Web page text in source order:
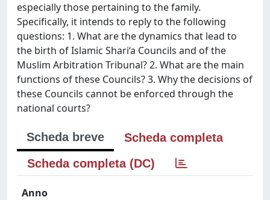
especially those pertaining to the family.
Specifically, it intends to reply to the following
questions: 1. What are the dynamics that lead to
the birth of Islamic Shari‘a Councils and of the
Muslim Arbitration Tribunal? 2. What are the main
functions of these Councils? 3. Why the decisions of
these Councils cannot be enforced through the
national courts?
Scheda breve
Scheda completa
Scheda completa (DC)
Anno